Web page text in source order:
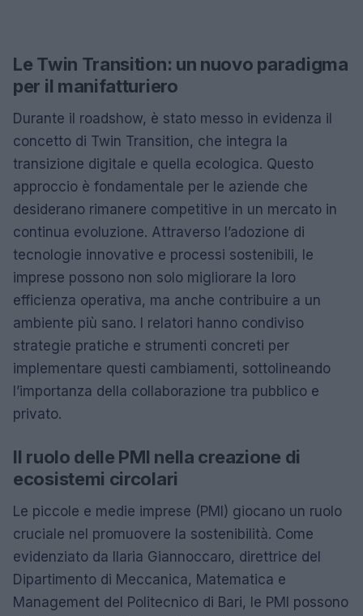
Le Twin Transition: un nuovo paradigma
per il manifatturiero
Durante il roadshow, è stato messo in evidenza il
concetto di Twin Transition, che integra la
transizione digitale e quella ecologica. Questo
approccio è fondamentale per le aziende che
desiderano rimanere competitive in un mercato in
continua evoluzione. Attraverso l’adozione di
tecnologie innovative e processi sostenibili, le
imprese possono non solo migliorare la loro
efficienza operativa, ma anche contribuire a un
ambiente più sano. I relatori hanno condiviso
strategie pratiche e strumenti concreti per
implementare questi cambiamenti, sottolineando
l’importanza della collaborazione tra pubblico e
privato.
Il ruolo delle PMI nella creazione di
ecosistemi circolari
Le piccole e medie imprese (PMI) giocano un ruolo
cruciale nel promuovere la sostenibilità. Come
evidenziato da Ilaria Giannoccaro, direttrice del
Dipartimento di Meccanica, Matematica e
Management del Politecnico di Bari, le PMI possono